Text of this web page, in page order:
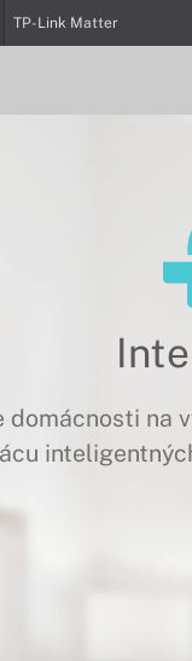
TP-Link Matter
na